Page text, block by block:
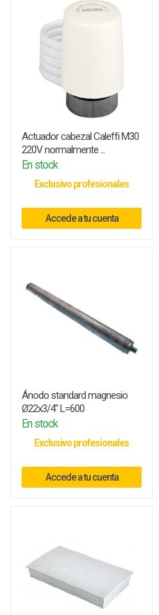
Actuador cabezal Caleffi M30
220V normalmente ...
En stock
Exclusivo profesionales
Accede a tu cuenta
Ánodo standard magnesio
Ø22x3/4" L=600
En stock
Exclusivo profesionales
Accede a tu cuenta